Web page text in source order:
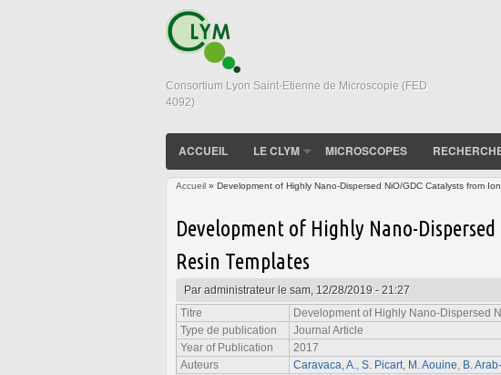
Consortium Lyon Saint-Etienne de Microscopie (FED
4092)
ACCUEIL LE CLYM MICROSCOPES
Accueil » Development of Highly Nano-Dispersed NiO/GDC Catalysts from
Development of Highly Nano-
Resin Templates
Paradministrateurle sam, 12/28/2019 - 21:27
Titre
Development of Highly Nano-Dispersed
Type de publication
Journal Article
Year of Publication
2017
Auteurs
Caravaca, A. S. Picart M. Aouine B.